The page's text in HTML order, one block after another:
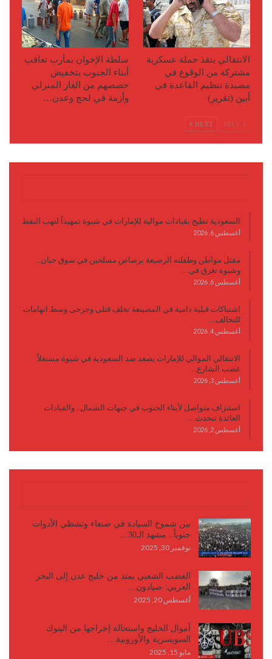
الانتقالي ينقذ حملة عسكرية
مشتركة من الوقوع في
مصيدة تنظيم القاعدة في
أبين (تقرير)
سلطة الإخوان بمأرب تعاقب
أبناء الجنوب بتخفيض
حصصهم من الغاز المنزلي
وأزمة في لحج وعدن…
NEXT
السعودية تطيح بقيادات موالية للإمارات في شبوة تمهيداً لنهب النفط
أغسطس 6, 2026
مقتل مواطن وطفلته الرضيعة برصاص مسلحين في سوق حبان..
وشبوة تغرق في…
أغسطس 6, 2026
اشتباكات قبلية دامية في المصينعة تخلف قتلى وجرحى وسط اتهامات
للتحالف…
أغسطس 4, 2026
الانتقالي الموالي للإمارات يصعد ضد السعودية في شبوة مستغلاً
غضب الشارع…
أغسطس 3, 2026
استنزاف متواصل لأبناء الجنوب في جبهات الشمال.. والقيادات
العائدة تتحدث…
أغسطس 2, 2026
بين شموخ السيادة في صنعاء وتشظي الأدوات
جنوباً.. مشهد الـ30…
نوفمبر 30, 2025
الغضب الشعبي يمتد من خليج عدن إلى البحر
العربي: صيادون…
أغسطس 20, 2025
أموال الخليج واستحالة إخراجها من البنوك
السويسرية والأوروبية…
مايو 15, 2025